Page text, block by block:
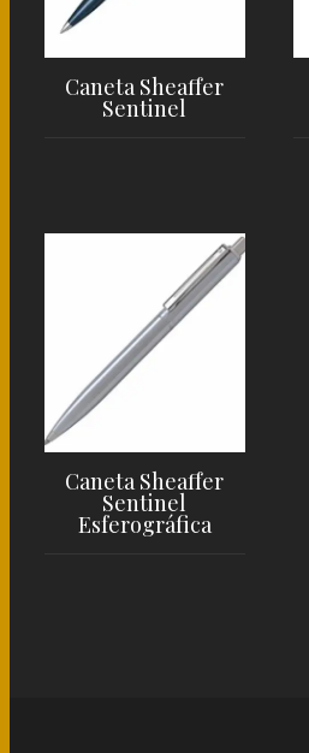
Caneta Sheaffer
Sentinel
Caneta Sheaffer
Sentinel
Esferográfica